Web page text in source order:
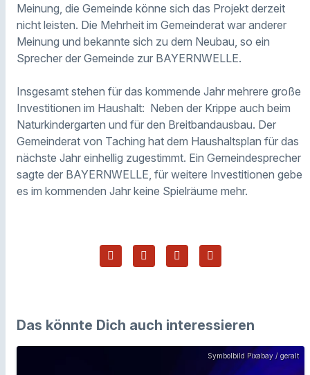
Meinung, die Gemeinde könne sich das Projekt derzeit
nicht leisten. Die Mehrheit im Gemeinderat war anderer
Meinung und bekannte sich zu dem Neubau, so ein
Sprecher der Gemeinde zur BAYERNWELLE.
Insgesamt stehen für das kommende Jahr mehrere große
Investitionen im Haushalt: Neben der Krippe auch beim
Naturkindergarten und für den Breitbandausbau. Der
Gemeinderat von Taching hat dem Haushaltsplan für das
nächste Jahr einhellig zugestimmt. Ein Gemeindesprecher
sagte der BAYERNWELLE, für weitere Investitionen gebe
es im kommenden Jahr keine Spielräume mehr.
Das könnte Dich auch interessieren
Symbolbild Pixabay / geralt